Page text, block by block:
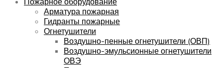
Арматура пожарная
Гидранты пожарные
Огнетушители
Воздушно-пенные огнетушители (ОВП)
Воздушно-эмульсионные огнетушители
ОВЭ